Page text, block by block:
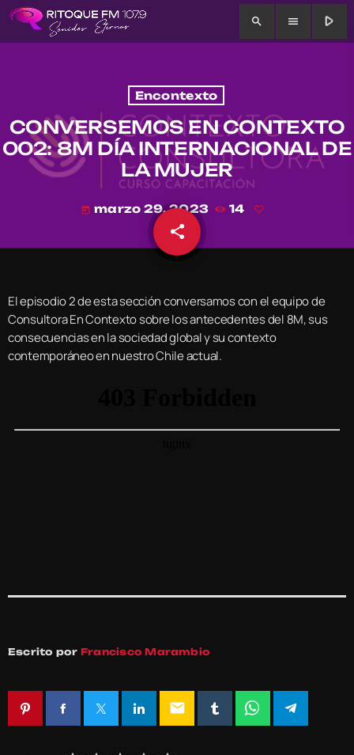
search menu play_arrow
Encontexto
CONVERSEMOS EN CONTEXTO
002: 8M DÍA INTERNACIONAL DE
LA MUJER
today marzo 29, 2023 14
share
email
El episodio 2 de esta sección conversamos con el equipo de
Consultora En Contexto sobre los antecedentes del 8M, sus
consecuencias en la sociedad global y su contexto
contemporáneo en nuestro Chile actual.
Escrito por Francisco Marambio
email